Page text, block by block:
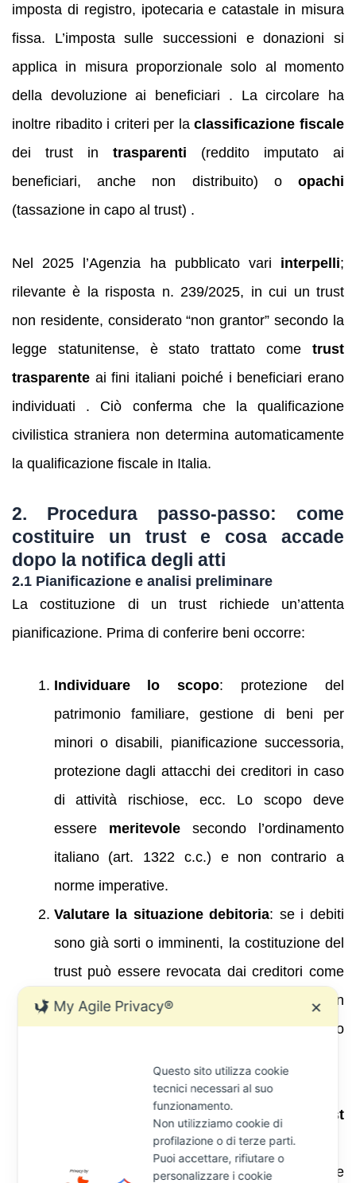
imposta di registro, ipotecaria e catastale in misura
fissa. L’imposta sulle successioni e donazioni si
applica in misura proporzionale solo al momento
della devoluzione ai beneficiari . La circolare ha
inoltre ribadito i criteri per laclassificazione fiscale
dei trust in trasparenti (reddito imputato ai
beneficiari, anche non distribuito) o opachi
(tassazione in capo al trust) .
Nel 2025 l’Agenzia ha pubblicato vari interpelli;
rilevante è la risposta n. 239/2025, in cui un trust
non residente, considerato “non grantor” secondo la
legge statunitense, è stato trattato come trust
trasparente ai fini italiani poiché i beneficiari erano
individuati . Ciò conferma che la qualificazione
civilistica straniera non determina automaticamente
la qualificazione fiscale in Italia.
2. Procedura passo-passo: come
costituire un trust e cosa accade
dopo la notifica degli atti
2.1 Pianificazione e analisi preliminare
La costituzione di un trust richiede un’attenta
pianificazione. Prima di conferire beni occorre:
Individuare lo scopo: protezione del
patrimonio familiare, gestione di beni per
minori o disabili, pianificazione successoria,
protezione dagli attacchi dei creditori in caso
di attività rischiose, ecc. Lo scopo deve
essere meritevolesecondo l’ordinamento
italiano (art. 1322 c.c.) e non contrario a
norme imperative.
Valutare la situazione debitoria: se i debiti
sono già sorti o imminenti, la costituzione del
trust può essere revocata dai creditori come
atto in frode. È consigliabile creare il trust in
fase diprevenzione, quando non esistono
Scegliere la tipologia di trust:
Trust inter vivos(tra vivi) o
trust
(istituito con testamento);
Trust autodichiarato(disponente e trustee
My Agile Privacy® ✕
Questo sito utilizza cookie
tecnici necessari al suo
funzionamento.
Non utilizziamo cookie di
profilazione o di terze parti.
Puoi accettare, rifiutare o
personalizzare i cookie